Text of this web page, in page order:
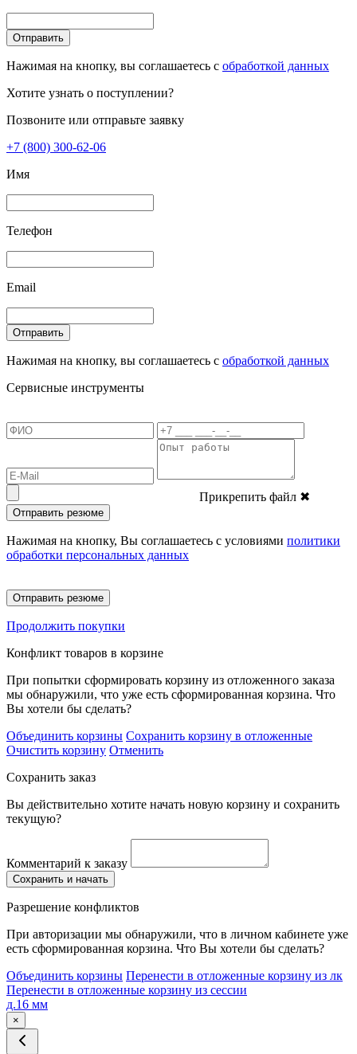
Отправить
Нажимая на кнопку, вы соглашаетесь с обработкой данных
Хотите узнать о поступлении?
Позвоните или отправьте заявку
+7 (800) 300-62-06
Имя
Телефон
Email
Отправить
Нажимая на кнопку, вы соглашаетесь с обработкой данных
Сервисные инструменты
Прикрепить файл ✖
Отправить резюме
Нажимая на кнопку, Вы соглашаетесь с условиями политики
обработки персональных данных
Отправить резюме
Продолжить покупки
Конфликт товаров в корзине
При попытки сформировать корзину из отложенного заказа
мы обнаружили, что уже есть сформированная корзина. Что
Вы хотели бы сделать?
Объединить корзины Сохранить корзину в отложенные
Очистить корзину Отменить
Сохранить заказ
Вы действительно хотите начать новую корзину и сохранить
текущую?
Комментарий к заказу
Сохранить и начать
Разрешение конфликтов
При авторизации мы обнаружили, что в личном кабинете уже
есть сформированная корзина. Что Вы хотели бы сделать?
Объединить корзины Перенести в отложенные корзину из лк
Перенести в отложенные корзину из сессии
д.16 мм
×